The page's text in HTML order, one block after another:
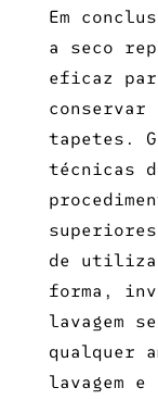
Em
a seco
eficaz
tapetes.
técnicas
superiores
de
forma,
lavagem
qualquer
lavagem e